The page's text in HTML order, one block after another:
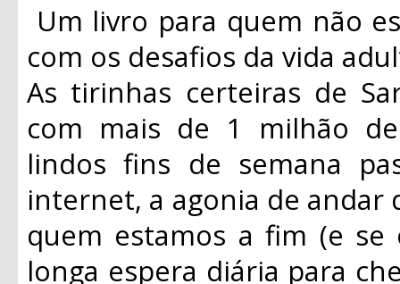
Um livro para quem não
com os desafios da vida
As tirinhas certeiras de
com mais de 1 milhão
lindos fins de semana
internet, a agonia de andar
quem estamos a fim (e se
longa espera diária para